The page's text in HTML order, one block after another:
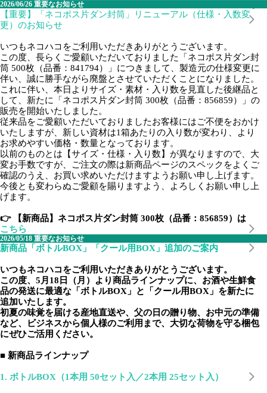
2026/06/26 重要なお知らせ
【重要】「ネコポス片ダン封筒」リニューアル（仕様・入数変
更）のお知らせ
いつもネコハコをご利用いただきありがとうございます。
この度、長らくご愛顧いただいておりました「ネコポス片ダン封
筒 500枚（品番：841794）」につきまして、製造元の仕様変更に
伴い、誠に勝手ながら廃盤とさせていただくことになりました。
これに伴い、本日よりサイズ・素材・入り数を見直した後継品と
して、新たに「ネコポス片ダン封筒 300枚（品番：856859）」の
販売を開始いたしました。
従来品をご愛顧いただいておりましたお客様にはご不便をおかけ
いたしますが、新しい資材は1箱あたりの入り数が変わり、より
お求めやすい価格・数量となっております。
以前のものとは【サイズ・仕様・入り数】が異なりますので、大
変お手数ですが、ご注文の際は新商品ページのスペックをよくご
確認のうえ、お買い求めいただけますようお願い申し上げます。
今後とも変わらぬご愛顧を賜りますよう、よろしくお願い申し上
げます。
👉 【新商品】ネコポス片ダン封筒 300枚（品番：856859）は
こちら
2026/05/18 重要なお知らせ
新商品「ボトルBOX」「クール用BOX」追加のご案内
いつもネコハコをご利用いただきありがとうございます。
この度、5月18日（月）より商品ラインナップに、お酒や生鮮食
品の発送に最適な「ボトルBOX」と「クール用BOX」を新たに
追加いたします。
初夏の味覚を届ける産地直送や、父の日の贈り物、お中元の準備
など、ビジネスから個人様のご利用まで、大切な荷物を守る梱包
にぜひご活用ください。
■ 新商品ラインナップ
1. ボトルBOX（1本用 50セット入／2本用 25セット入）